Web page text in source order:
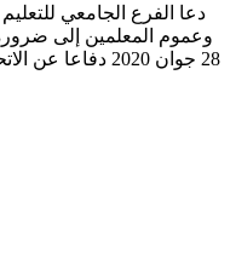
دعا الفرع الجامعي
وعموم المعلمين إلى
28 جوان 2020